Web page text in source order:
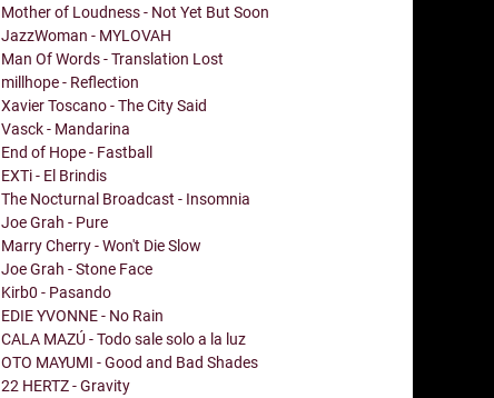
Mother of Loudness - Not Yet But Soon
JazzWoman - MYLOVAH
Man Of Words - Translation Lost
millhope - Reflection
Xavier Toscano - The City Said
Vasck - Mandarina
End of Hope - Fastball
EXTi - El Brindis
The Nocturnal Broadcast - Insomnia
Joe Grah - Pure
Marry Cherry - Won't Die Slow
Joe Grah - Stone Face
Kirb0 - Pasando
EDIE YVONNE - No Rain
CALA MAZÚ - Todo sale solo a la luz
OTO MAYUMI - Good and Bad Shades
22 HERTZ - Gravity